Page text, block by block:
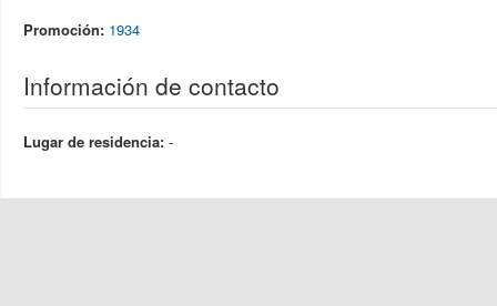
Promoción: 1934
Información de contacto
Lugar de residencia: -